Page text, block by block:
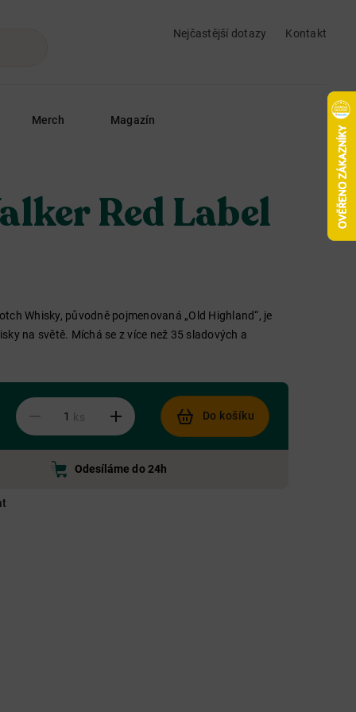
Nejčastější dotazy
Kontakt
Merch Magazín
Red Label
Whisky, původně pojmenovaná „Old Highland“, je
na světě. Míchá se z více než 35 sladových a
ks Do košíku
Odesíláme do 24h